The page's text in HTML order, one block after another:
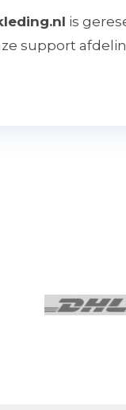
is
support